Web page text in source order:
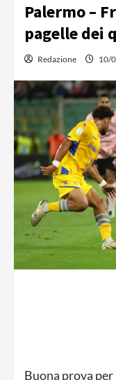
Palermo –
pagelle dei
Redazione 10/
Buona prova